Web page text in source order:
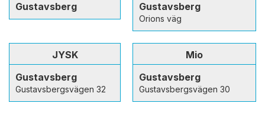
Gustavsberg
Gustavsberg
Orions väg
JYSK
Gustavsberg
Gustavsbergsvägen 32
Mio
Gustavsberg
Gustavsbergsvägen 30